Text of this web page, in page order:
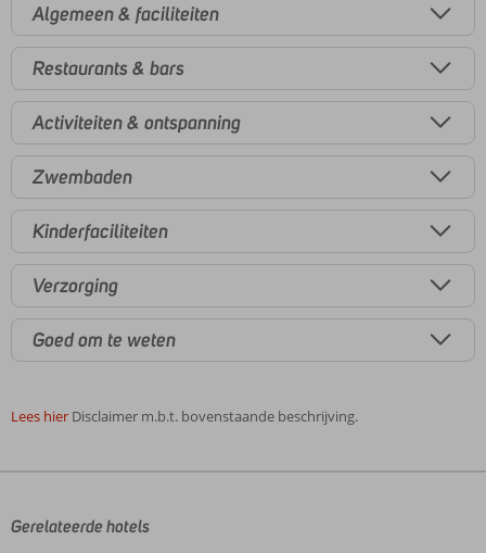
Algemeen & faciliteiten
Restaurants & bars
Activiteiten & ontspanning
Zwembaden
Kinderfaciliteiten
Verzorging
Goed om te weten
Lees hier Disclaimer m.b.t. bovenstaande beschrijving.
door
Gerelateerde hotels